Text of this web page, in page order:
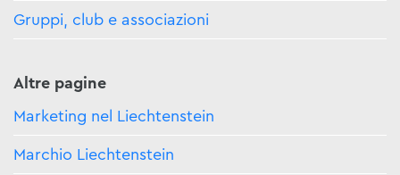
Gruppi, club e associazioni
Altre pagine
Marketing nel Liechtenstein
Marchio Liechtenstein